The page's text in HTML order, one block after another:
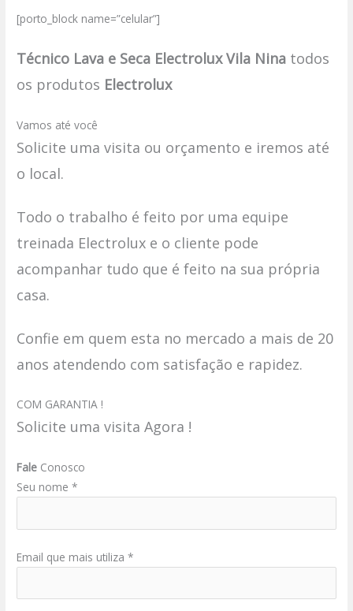
[porto_block name=”celular”]
Técnico Lava e Seca Electrolux Vila Nina todos
os produtos Electrolux
Vamos até você
Solicite uma visita ou orçamento e iremos até
o local.
Todo o trabalho é feito por uma equipe
treinada Electrolux e o cliente pode
acompanhar tudo que é feito na sua própria
casa.
Confie em quem esta no mercado a mais de 20
anos atendendo com satisfação e rapidez.
COM GARANTIA !
Solicite uma visita Agora !
Fale Conosco
Seu nome *
Email que mais utiliza *